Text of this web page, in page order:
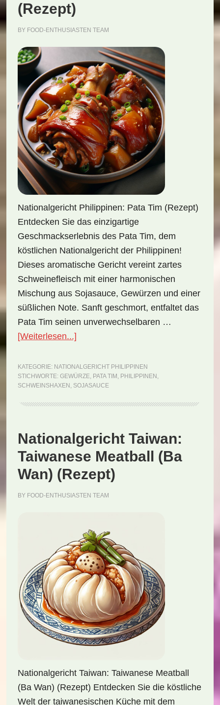
(Rezept)
BY FOOD-ENTHUSIASTEN TEAM
Nationalgericht Philippinen: Pata Tim (Rezept)
Entdecken Sie das einzigartige
Geschmackserlebnis des Pata Tim, dem
köstlichen Nationalgericht der Philippinen!
Dieses aromatische Gericht vereint zartes
Schweinefleisch mit einer harmonischen
Mischung aus Sojasauce, Gewürzen und einer
süßlichen Note. Sanft geschmort, entfaltet das
Pata Tim seinen unverwechselbaren …
[Weiterlesen...]ÜberNationalgericht
Pata
Tim
KATEGORIE: NATIONALGERICHT PHILIPPINEN
STICHWORTE: GEWÜRZE, PATA TIM , PHILIPPINEN ,
SCHWEINSHAXEN , SOJASAUCE
Nationalgericht Taiwan:
Taiwanese Meatball (Ba
Wan) (Rezept)
BY FOOD-ENTHUSIASTEN TEAM
Nationalgericht Taiwan: Taiwanese Meatball
(Ba Wan) (Rezept) Entdecken Sie die köstliche
Welt der taiwanesischen Küche mit dem